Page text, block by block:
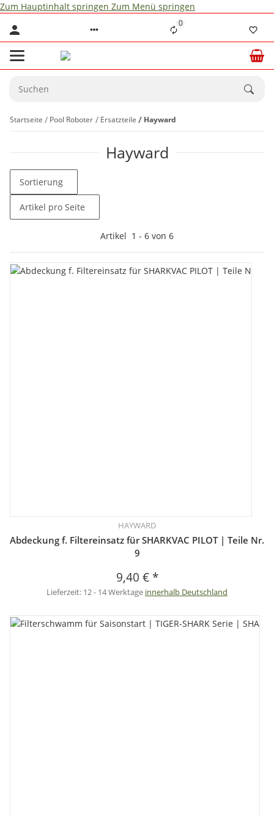
Zum Hauptinhalt springen Zum Menü springen
0
Startseite Pool Roboter Ersatzteile Hayward
Hayward
Sortierung
Artikel pro Seite
Artikel 1 - 6 von 6
HAYWARD
Abdeckung f. Filtereinsatz für SHARKVAC PILOT | Teile Nr.
9
9,40 € *
Lieferzeit: 12 - 14 Werktage innerhalb Deutschland